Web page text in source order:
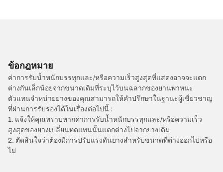
ข้อกฎหมาย
ค่าการรับน้ำหนักบรรทุกและ/หรือความเร็วสูงสุดที่แสดงอาจจะแตก
ต่างกันเล็กน้อยจากขนาดเดิมที่ระบุไว้บนฉลากของยานพาหนะ
ตัวแทนจำหน่ายยางของคุณสามารถให้คำปรึกษาในฐานะผู้เชี่ยวชาญ
ที่ผ่านการรับรองได้ในเรื่องต่อไปนี้ :
1. แจ้งให้คุณทราบหากค่าการรับน้ำหนักบรรทุกและ/หรือความเร็ว
สูงสุดของยางเปลี่ยนทดแทนนั้นแตกต่างไปจากยางเดิม
2. ตัดสินใจว่าต้องมีการปรับแรงดันยางสำหรับขนาดที่ต่างออกไปหรือ
ไม่